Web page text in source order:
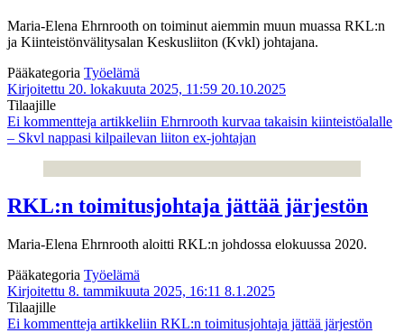
Maria-Elena Ehrnrooth on toiminut aiemmin muun muassa RKL:n
ja Kiinteistönvälitysalan Keskusliiton (Kvkl) johtajana.
Pääkategoria Työelämä
Kirjoitettu 20. lokakuuta 2025, 11:59 20.10.2025
Tilaajille
Ei kommentteja artikkeliin Ehrnrooth kurvaa takaisin kiinteistöalalle
– Skvl nappasi kilpailevan liiton ex-johtajan
RKL:n toimitusjohtaja jättää järjestön
Maria-Elena Ehrnrooth aloitti RKL:n johdossa elokuussa 2020.
Pääkategoria Työelämä
Kirjoitettu 8. tammikuuta 2025, 16:11 8.1.2025
Tilaajille
Ei kommentteja artikkeliin RKL:n toimitusjohtaja jättää järjestön